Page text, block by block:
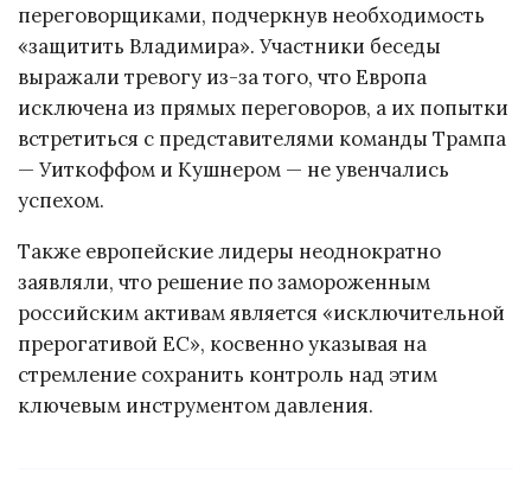
переговорщиками, подчеркнув необходимость
«защитить Владимира». Участники беседы
выражали тревогу из-за того, что Европа
исключена из прямых переговоров, а их попытки
встретиться с представителями команды Трампа
— Уиткоффом и Кушнером — не увенчались
успехом.
Также европейские лидеры неоднократно
заявляли, что решение по замороженным
российским активам является «исключительной
прерогативой ЕС», косвенно указывая на
стремление сохранить контроль над этим
ключевым инструментом давления.